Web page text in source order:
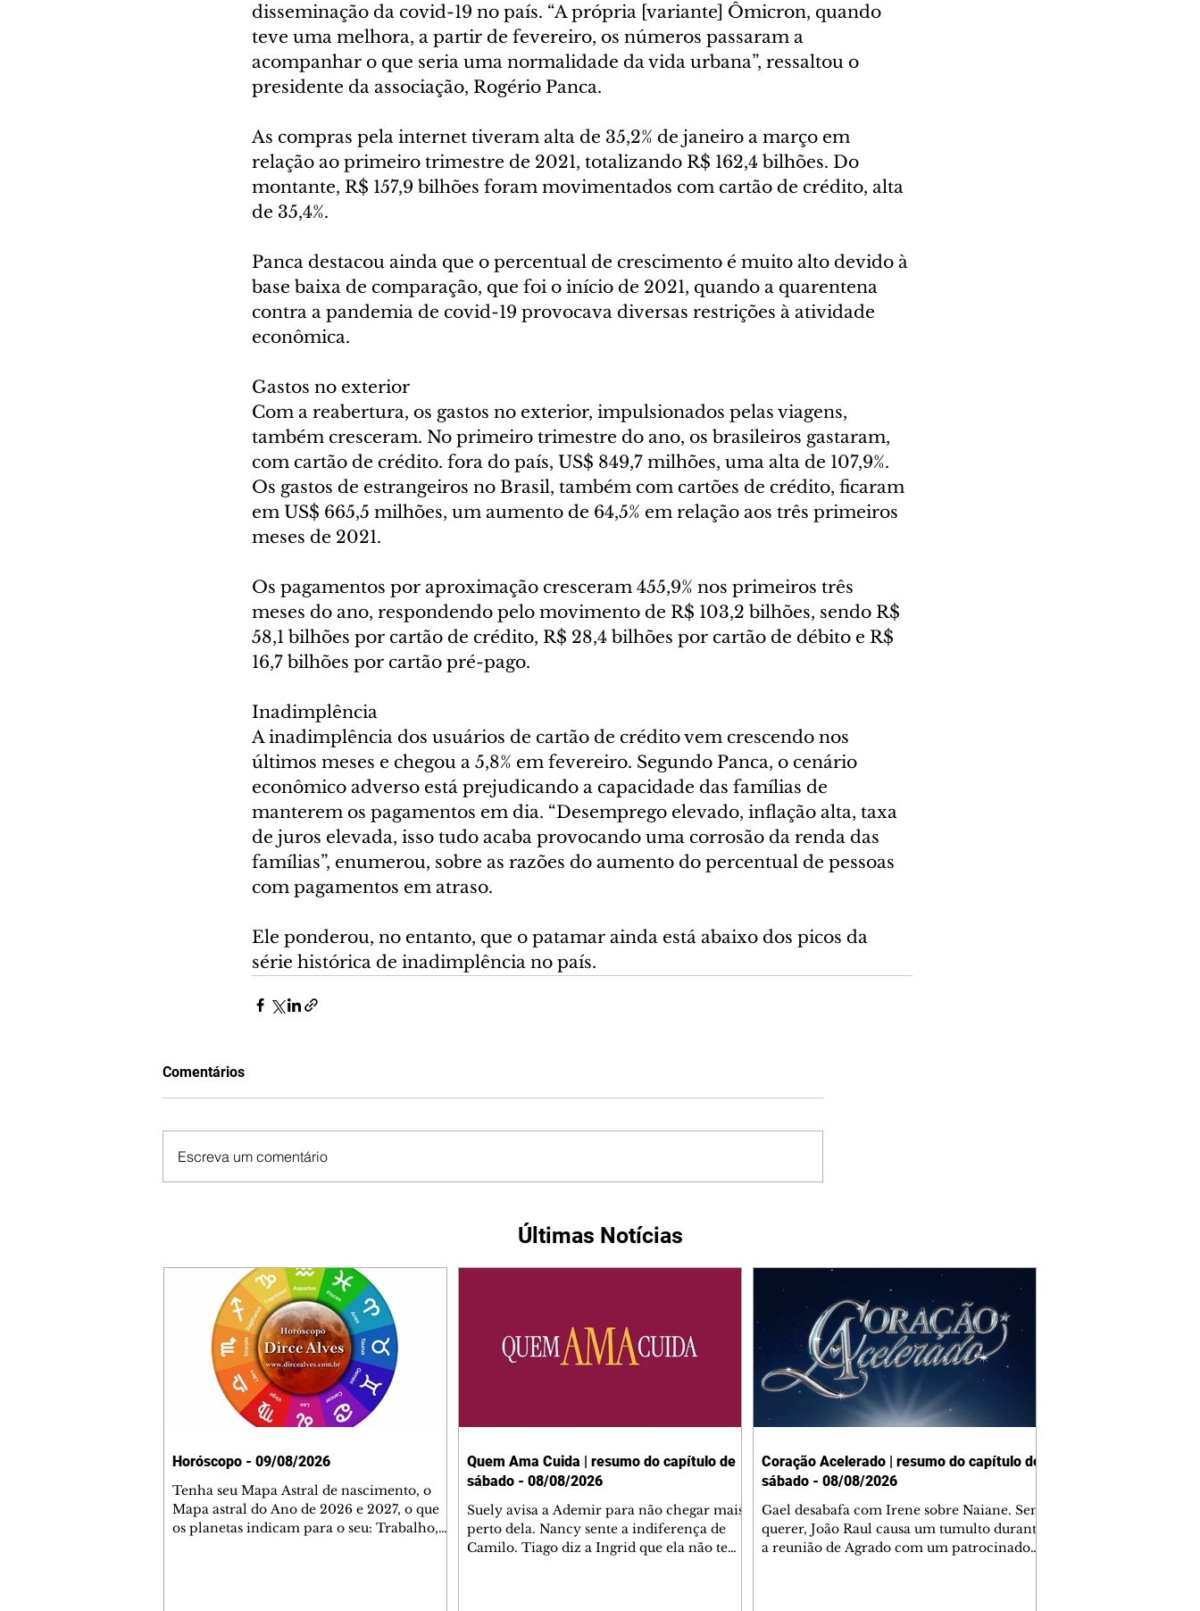
disseminação da covid-19 no país. “A própria [variante] Ômicron, quando
teve uma melhora, a partir de fevereiro, os números passaram a
acompanhar o que seria uma normalidade da vida urbana”, ressaltou o
presidente da associação, Rogério Panca.
As compras pela internet tiveram alta de 35,2% de janeiro a março em
relação ao primeiro trimestre de 2021, totalizando R$ 162,4 bilhões. Do
montante, R$ 157,9 bilhões foram movimentados com cartão de crédito, alta
de 35,4%.
Panca destacou ainda que o percentual de crescimento é muito alto devido à
base baixa de comparação, que foi o início de 2021, quando a quarentena
contra a pandemia de covid-19 provocava diversas restrições à atividade
econômica.
Gastos no exterior
Com a reabertura, os gastos no exterior, impulsionados pelas viagens,
também cresceram. No primeiro trimestre do ano, os brasileiros gastaram,
com cartão de crédito. fora do país, US$ 849,7 milhões, uma alta de 107,9%.
Os gastos de estrangeiros no Brasil, também com cartões de crédito, ficaram
em US$ 665,5 milhões, um aumento de 64,5% em relação aos três primeiros
meses de 2021.
Os pagamentos por aproximação cresceram 455,9% nos primeiros três
meses do ano, respondendo pelo movimento de R$ 103,2 bilhões, sendo R$
58,1 bilhões por cartão de crédito, R$ 28,4 bilhões por cartão de débito e R$
16,7 bilhões por cartão pré-pago.
Inadimplência
A inadimplência dos usuários de cartão de crédito vem crescendo nos
últimos meses e chegou a 5,8% em fevereiro. Segundo Panca, o cenário
econômico adverso está prejudicando a capacidade das famílias de
manterem os pagamentos em dia. “Desemprego elevado, inflação alta, taxa
de juros elevada, isso tudo acaba provocando uma corrosão da renda das
famílias”, enumerou, sobre as razões do aumento do percentual de pessoas
com pagamentos em atraso.
Ele ponderou, no entanto, que o patamar ainda está abaixo dos picos da
série histórica de inadimplência no país.
Comentários
Escreva um comentário
Últimas Notícias
Horóscopo - 09/08/2026
Tenha seu Mapa Astral de nascimento, o
Mapa astral do Ano de 2026 e 2027, o que
os planetas indicam para o seu: Trabalho,
Quem Ama Cuida | resumo do capítulo de
sábado - 08/08/2026
Suely avisa a Ademir para não chegar mais
perto dela. Nancy sente a indiferença de
Camilo. Tiago diz a Ingrid que ela não tem
Coração Acelerado | resumo do capítulo de
sábado - 08/08/2026
Gael desabafa com Irene sobre Naiane. Sem
querer, João Raul causa um tumulto durante
a reunião de Agrado com um patrocinador.